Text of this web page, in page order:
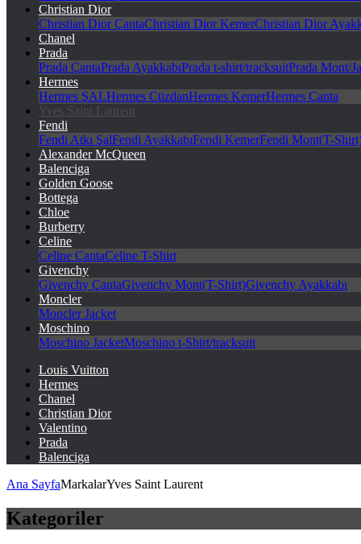
Christian Dior
Christian Dior ÇantaChristian Dior KemerChristian Dior
Chanel
Prada
Prada ÇantaPrada AyakkabıPrada t-shirt/tracksuitPrada Mont/
Hermes
Hermes ŞALHermes CüzdanHermes KemerHermes Çanta
Yves Saint Laurent
Fendi
Fendi Atkı ŞalFendi AyakkabıFendi KemerFendi Mont(T-
Alexander McQueen
Balenciga
Golden Goose
Bottega
Chloe
Burberry
Celine
Celine ÇantaCeline T-Shirt
Givenchy
Givenchy ÇantaGivenchy Mont(T-Shirt)Givenchy Ayakkabı
Moncler
Moncler Jacket
Moschino
Moschino JacketMoschino t-Shirt/tracksuit
Louis Vuitton
Hermes
Chanel
Christian Dior
Valentino
Prada
Balenciga
Ana SayfaMarkalarYves Saint Laurent
Kategoriler